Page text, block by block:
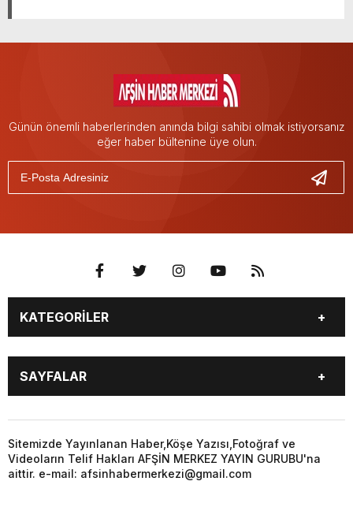
Günün önemli haberlerinden anında bilgi sahibi olmak istiyorsanız
eğer haber bültenine üye olun.
KATEGORİLER
EĞİTİM
EKONOMİ
GÜNCEL
SİYASET
YEREL HABERLER
KÜNYE
…
3. SAYFA
KÜLTÜR
SAYFALAR
GÜNCEL
ÖZEL HABER
SİYASET
YEREL HABERLER
KÜNYE
…
Sitemizde Yayınlanan Haber,Köşe Yazısı,Fotoğraf ve
Videoların Telif Hakları AFŞİN MERKEZ YAYIN GURUBU'na
aittir. e-mail: afsinhabermerkezi@gmail.com